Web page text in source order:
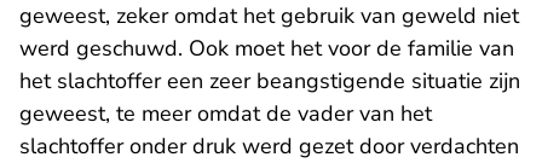
geweest, zeker omdat het gebruik van geweld niet
werd geschuwd. Ook moet het voor de familie van
het slachtoffer een zeer beangstigende situatie zijn
geweest, te meer omdat de vader van het
slachtoffer onder druk werd gezet door verdachten